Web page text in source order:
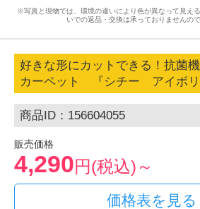
※写真と現物では、環境の違いにより色が異なって見え
いでの返品・交換は承っておりませんの
好きな形にカットできる！抗菌
カーペット 『シチー アイボリ
商品ID：156604055
販売価格
4,290円(税込)～
価格表を見る